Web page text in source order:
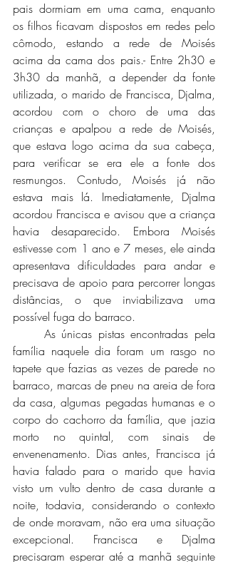
pais dormiam em uma cama, enquanto
os filhos ficavam dispostos em redes pelo
cômodo, estando a rede de Moisés
acima da cama dos pais.- Entre 2h30 e
3h30 da manhã, a depender da fonte
utilizada, o marido de Francisca, Djalma,
acordou com o choro de uma das
crianças e apalpou a rede de Moisés,
que estava logo acima da sua cabeça,
para verificar se era ele a fonte dos
resmungos. Contudo, Moisés já não
estava mais lá. Imediatamente, Djalma
acordou Francisca e avisou que a criança
havia desaparecido. Embora Moisés
estivesse com 1 ano e 7 meses, ele ainda
apresentava dificuldades para andar e
precisava de apoio para percorrer longas
distâncias, o que inviabilizava uma
possível fuga do barraco.
família naquele dia foram um rasgo no
tapete que fazias as vezes de parede no
barraco, marcas de pneu na areia de fora
da casa, algumas pegadas humanas e o
corpo do cachorro da família, que jazia
morto no quintal, com sinais de
envenenamento. Dias antes, Francisca já
havia falado para o marido que havia
visto um vulto dentro de casa durante a
noite, todavia, considerando o contexto
de onde moravam, não era uma situação
excepcional. Francisca e Djalma
precisaram esperar até a manhã seguinte